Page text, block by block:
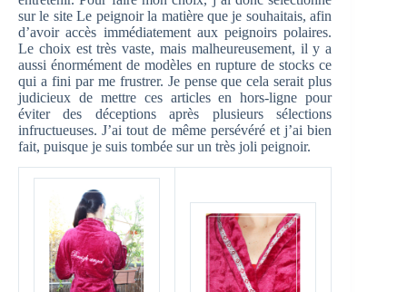
sur le site Le peignoir la matière que je souhaitais, afin
d’avoir accès immédiatement aux peignoirs polaires.
Le choix est très vaste, mais malheureusement, il y a
aussi énormément de modèles en rupture de stocks ce
qui a fini par me frustrer. Je pense que cela serait plus
judicieux de mettre ces articles en hors-ligne pour
éviter des déceptions après plusieurs sélections
infructueuses. J’ai tout de même persévéré et j’ai bien
fait, puisque je suis tombée sur un très joli peignoir.